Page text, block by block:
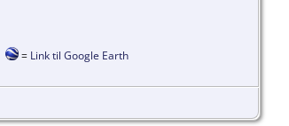
= Link til Google Earth